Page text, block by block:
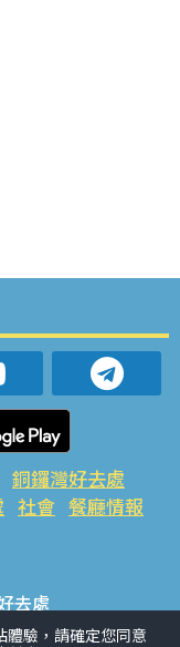
銅鑼灣好去處
社會 餐廳情報
去處
旺角好去處 社會
驗，請確定您同意